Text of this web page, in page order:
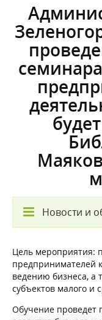
Новости и
Цель мероприятия:
предпринимателей
ведению бизнеса, а
субъектов малого и
Обучение проведет